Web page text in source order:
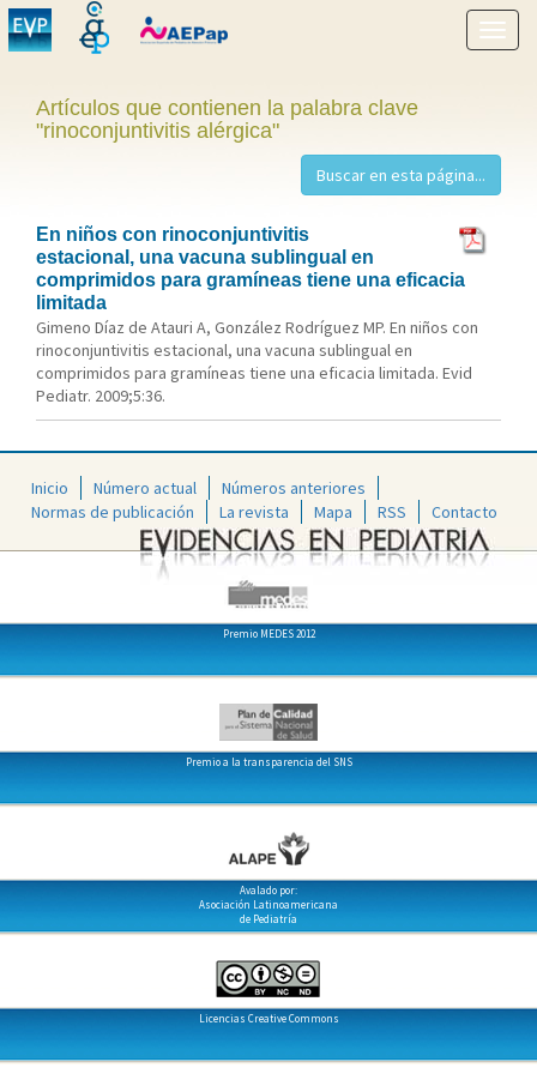
menú
Artículos que contienen la palabra clave
"rinoconjuntivitis alérgica"
En niños con rinoconjuntivitis
estacional, una vacuna sublingual en
comprimidos para gramíneas tiene una eficacia
limitada
Gimeno Díaz de Atauri A, González Rodríguez MP. En niños con
rinoconjuntivitis estacional, una vacuna sublingual en
comprimidos para gramíneas tiene una eficacia limitada. Evid
Pediatr. 2009;5:36.
Inicio Número actual
Números anteriores
Normas de publicación
La revista Mapa RSS Contacto
Premio MEDES 2012
Premio a la transparencia del SNS
Avalado por:
Asociación Latinoamericana
de Pediatría
Licencias Creative Commons